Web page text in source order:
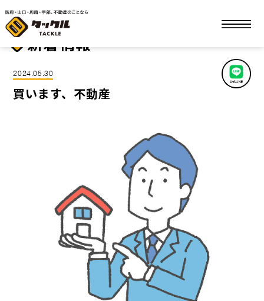
ホーム 新着情報 買います、不動産
新着情報
2024.05.30
買います、不動産